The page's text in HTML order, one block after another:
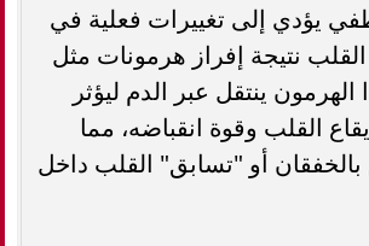
يؤدي إلى تغييرات فعلية في
نتيجة إفراز هرمونات مثل
الهرمون ينتقل عبر الدم ليؤثر
القلب وقوة انقباضه، مما
أو "تسابق" القلب داخل